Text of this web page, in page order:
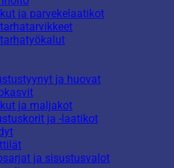
ja parvekelaatikot
ja huovat
ja maljakot
ja -laatikot
ja sisustusvalot